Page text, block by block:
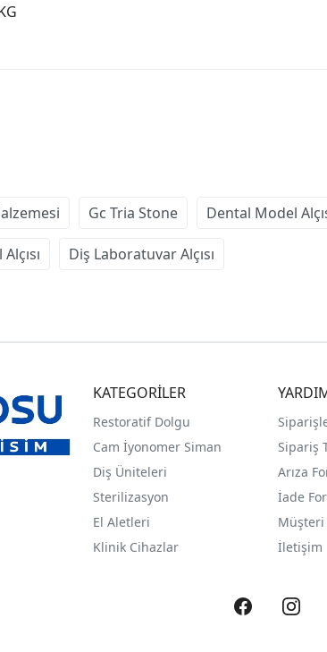
Gc Tria Stone Dental Model
Diş Laboratuvar Alçısı
KATEGORİLER
Restoratif Dolgu
Cam İyonomer Siman
Diş Üniteleri
Sterilizasyon
El Aletleri
Klinik Cihazlar
Sipariş
Arıza
İade
İletişim